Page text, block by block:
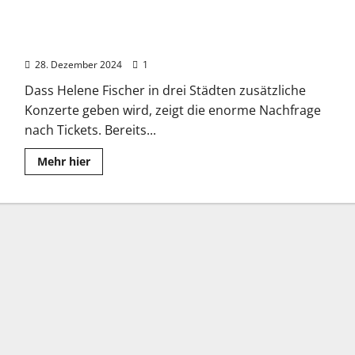
28. Dezember 2024 1
Dass Helene Fischer in drei Städten zusätzliche
Konzerte geben wird, zeigt die enorme Nachfrage
nach Tickets. Bereits...
Mehr hierRead
more
Fischer: